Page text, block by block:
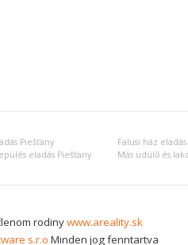
Piešťany
Falusi ház
eladás Piešťany
rodinywww.areality.sk
s.r.o Minden jog fenntartva